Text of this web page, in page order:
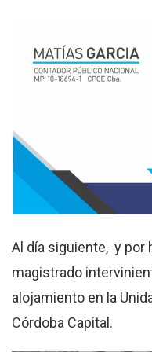
Al día siguiente, y por
magistrado
alojamiento en la
Córdoba Capital.